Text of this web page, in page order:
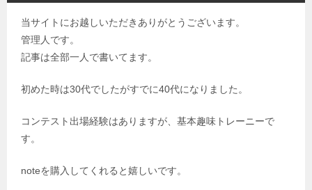
当サイトにお越しいただきありがとうございます。
管理人です。
記事は全部一人で書いてます。
初めた時は30代でしたがすでに40代になりました。
コンテスト出場経験はありますが、基本趣味トレーニーで
す。
noteを購入してくれると嬉しいです。